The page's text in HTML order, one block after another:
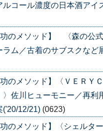
ルコール濃度の日本酒アイ
功のメソッド】 〈森の公
ラム／古着のサブスクなど
功のメソッド】〈ＶＥＲＹ
〉佐川ヒューモニー／再利
('20/12/21) (0623)
功のメソッド】〈シェルタ